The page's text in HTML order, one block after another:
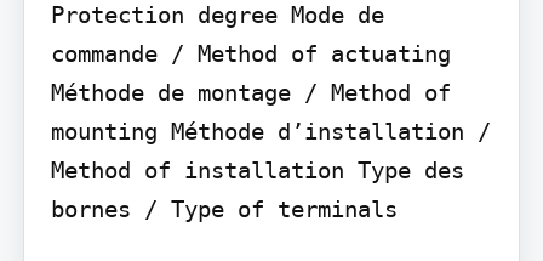
Protection degree Mode de
commande / Method of actuating
Méthode de montage / Method of
mounting Méthode d’installation /
Method of installation Type des
bornes / Type of terminals